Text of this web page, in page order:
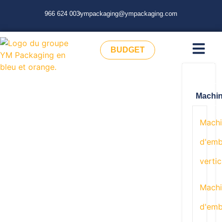
966 624 003ympackaging@ympackaging.com
BUDGET